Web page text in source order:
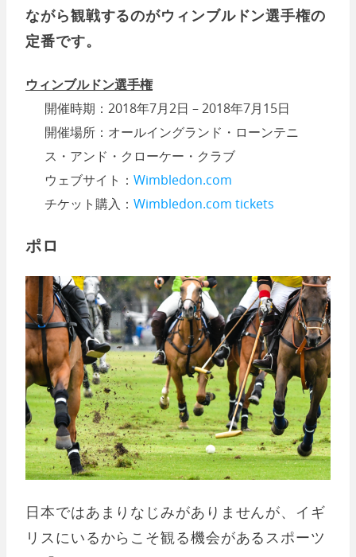
ながら観戦するのがウィンブルドン選手権の
定番です。
ウィンブルドン選手権
開催時期：2018年7月2日 – 2018年7月15日
開催場所：オールイングランド・ローンテニ
ス・アンド・クローケー・クラブ
ウェブサイト： Wimbledon.com
チケット購入： Wimbledon.com tickets
ポロ
日本ではあまりなじみがありませんが、イギ
リスにいるからこそ観る機会があるスポーツ